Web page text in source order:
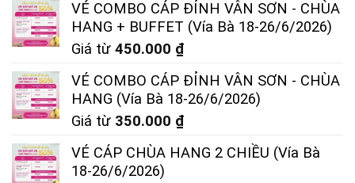
VÉ COMBO CÁP ĐỈNH VÂN SƠN - CHÙA
HANG + BUFFET (Vía Bà 18-26/6/2026)
Giá từ 450.000 ₫
VÉ COMBO CÁP ĐỈNH VÂN SƠN - CHÙA
HANG (Vía Bà 18-26/6/2026)
Giá từ 350.000 ₫
VÉ CÁP CHÙA HANG 2 CHIỀU (Vía Bà
18-26/6/2026)